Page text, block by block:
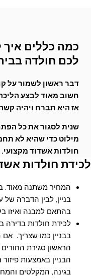
כמה כללים
לכם חולדה
דבר ראשון לשמור על
חשוב מאוד לבצע
אז היא תברח ויהיה
שנית לסגור את כל
מילוט כדי שהיא לא
חולדות אשדוד מקצועי.
לכידת חולדות
המחיר משתנה מאוד.
בניין, לבין הדברה
בהתאם למבנה ואיזו
לכידת חולדות בדירה
בבניין כמו שצריך.
הראשון סגירת
הבניין באמצעות
בגינה, המקלטים